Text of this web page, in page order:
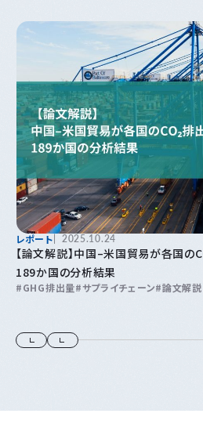
レポート 2025.10.24
【論文解説】中国–米国貿易が各国の
189か国の分析結果
GHG排出量 サプライチェーン 論文解説